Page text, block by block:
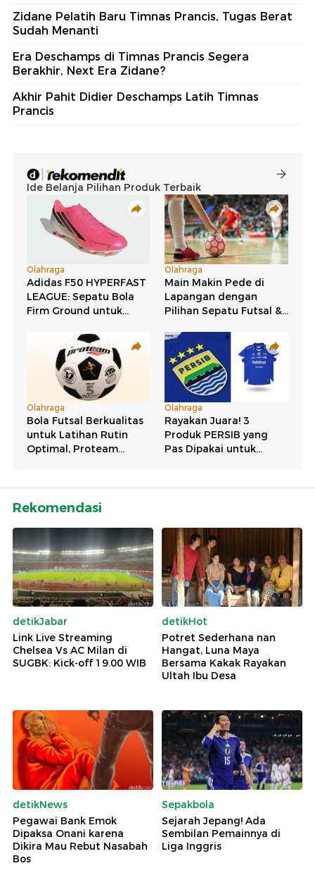
Zidane Pelatih Baru Timnas Prancis, Tugas Berat
Sudah Menanti
Era Deschamps di Timnas Prancis Segera
Berakhir, Next Era Zidane?
Akhir Pahit Didier Deschamps Latih Timnas
Prancis
Rekomendasi
detikJabar
Link Live Streaming
Chelsea Vs AC Milan di
SUGBK: Kick-off 19.00 WIB
detikHot
Potret Sederhana nan
Hangat, Luna Maya
Bersama Kakak Rayakan
Ultah Ibu Desa
detikNews
Pegawai Bank Emok
Dipaksa Onani karena
Dikira Mau Rebut Nasabah
Bos
Sepakbola
Sejarah Jepang! Ada
Sembilan Pemainnya di
Liga Inggris